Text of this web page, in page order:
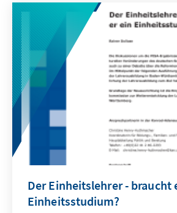
ökonomisch und geopolitisch
Für Deutschland erwächst
Notwendigkeit, eine
Außenpolitik zu artikulieren,
Energiewende in das
internationale Umfeld unter
innenpolitischer
einbettet.
Der Einheitslehrer - braucht
Einheitsstudium?